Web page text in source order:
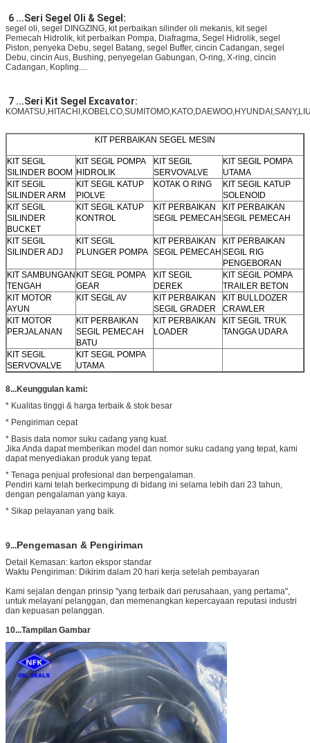
A7VO28,A7VO55, A7VO80, A7VO107, A7VO160, A7VO200, A7VO250,
6 ...Seri Segel Oli & Segel:
segel oli, segel DINGZING, kit perbaikan silinder oli mekanis, kit segel
Pemecah Hidrolik, kit perbaikan Pompa, Diafragma, Segel Hidrolik, segel
Piston, penyeka Debu, segel Batang, segel Buffer, cincin Cadangan, segel
Debu, cincin Aus, Bushing, penyegelan Gabungan, O-ring, X-ring, cincin
Cadangan, Kopling....
7 ...Seri Kit Segel Excavator:
KIT PERBAIKAN SEGEL MESIN
KIT SEGIL
SILINDER BOOM
KIT SEGIL POMPA
HIDROLIK
KIT SEGIL
SERVOVALVE
KIT SEGIL POMPA
UTAMA
KIT SEGIL
SILINDER ARM
KIT SEGIL KATUP
PIOLVE
KOTAK O RING
KIT SEGIL KATUP
SOLENOID
KIT SEGIL
SILINDER
BUCKET
KIT SEGIL KATUP
KONTROL
KIT PERBAIKAN
SEGIL PEMECAH
KIT PERBAIKAN
SEGIL PEMECAH
KIT SEGIL
SILINDER ADJ
KIT SEGIL
PLUNGER POMPA
KIT PERBAIKAN
SEGIL PEMECAH
KIT PERBAIKAN
SEGIL RIG
PENGEBORAN
KIT SAMBUNGAN
TENGAH
KIT SEGIL POMPA
GEAR
KIT SEGIL
DEREK
KIT SEGIL POMPA
TRAILER BETON
KIT MOTOR
AYUN
KIT SEGIL AV
KIT PERBAIKAN
SEGIL GRADER
KIT BULLDOZER
CRAWLER
KIT MOTOR
PERJALANAN
KIT PERBAIKAN
SEGIL PEMECAH
BATU
KIT PERBAIKAN
LOADER
KIT SEGIL TRUK
TANGGA UDARA
KIT SEGIL
SERVOVALVE
KIT SEGIL POMPA
UTAMA
8...Keunggulan kami:
* Kualitas tinggi & harga terbaik & stok besar
* Pengiriman cepat
* Basis data nomor suku cadang yang kuat.
Jika Anda dapat memberikan model dan nomor suku cadang yang tepat, kami
dapat menyediakan produk yang tepat.
* Tenaga penjual profesional dan berpengalaman.
Pendiri kami telah berkecimpung di bidang ini selama lebih dari 23 tahun,
dengan pengalaman yang kaya.
* Sikap pelayanan yang baik.
9...Pengemasan & Pengiriman
Detail Kemasan: karton ekspor standar
Waktu Pengiriman: Dikirim dalam 20 hari kerja setelah pembayaran
Kami sejalan dengan prinsip "yang terbaik dari perusahaan, yang pertama",
untuk melayani pelanggan, dan memenangkan kepercayaan reputasi industri
dan kepuasan pelanggan.
10...Tampilan Gambar